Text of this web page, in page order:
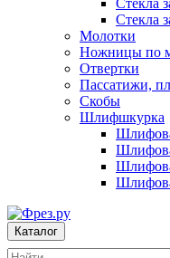
Стекла
Стекла
Молотки
Ножницы по
Отвертки
Пассатижи,
Скобы
Шлифшкурка
Каталог